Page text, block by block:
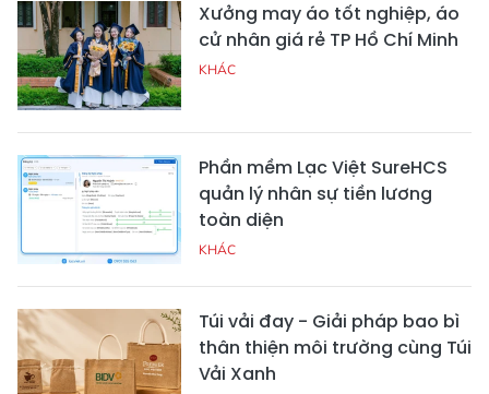
Xưởng may áo tốt nghiệp, áo
cử nhân giá rẻ TP Hồ Chí Minh
KHÁC
Phần mềm Lạc Việt SureHCS
quản lý nhân sự tiền lương
toàn diện
KHÁC
Túi vải đay - Giải pháp bao bì
thân thiện môi trường cùng Túi
Vải Xanh